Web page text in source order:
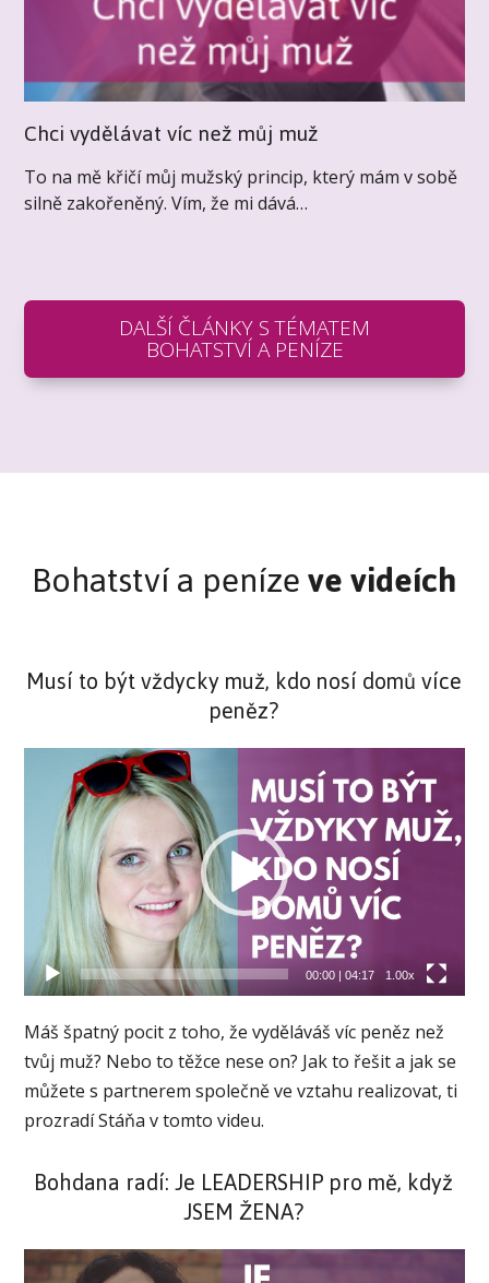
Chci vydělávat víc než můj muž
To na mě křičí můj mužský princip, který mám v sobě
silně zakořeněný. Vím, že mi dává…
DALŠÍ ČLÁNKY S TÉMATEM
BOHATSTVÍ A PENÍZE
Bohatství a penízeve videích
Musí to být vždycky muž, kdo nosí domů více
peněz?
přehrávač
00:00| 04:17 1.00x
Máš špatný pocit z toho, že vyděláváš víc peněz než
tvůj muž? Nebo to těžce nese on? Jak to řešit a jak se
můžete s partnerem společně ve vztahu realizovat, ti
prozradí Stáňa v tomto videu.
Bohdana radí: Je LEADERSHIP pro mě, když
JSEM ŽENA?
Video